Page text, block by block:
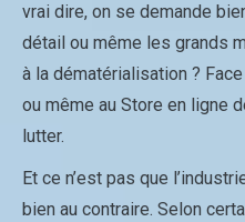
vrai dire, on se demande
détail ou même les grands
à la dématérialisation ?
ou même au Store en ligne
lutter.
Et ce n’est pas que
bien au contraire. Selon